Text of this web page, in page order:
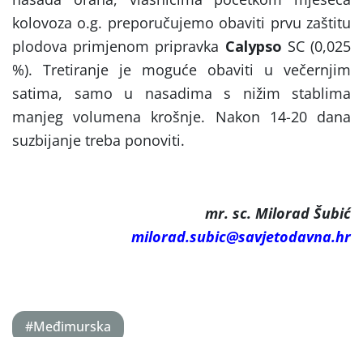
kolovoza o.g. preporučujemo obaviti prvu zaštitu
plodova primjenom pripravka Calypso SC (0,025
%). Tretiranje je moguće obaviti u večernjim
satima, samo u nasadima s nižim stablima
manjeg volumena krošnje. Nakon 14-20 dana
suzbijanje treba ponoviti.
mr. sc. Milorad Šubić
milorad.subic@savjetodavna.hr
#Međimurska